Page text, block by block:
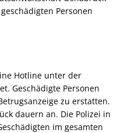
Personen
Hotline unter der
Geschädigte Personen
zu erstatten.
dauern an. Die Polizei in
im gesamten